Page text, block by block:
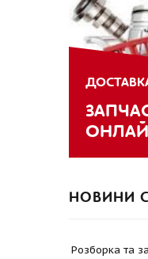
НОВИНИ
Розборка та